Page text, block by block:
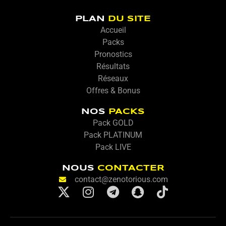
PLAN DU SITE
Accueil
Packs
Pronostics
Résultats
Réseaux
Offres & Bonus
NOS PACKS
Pack GOLD
Pack PLATINUM
Pack LIVE
NOUS CONTACTER
contact@zenotorious.com
X
t
I
s
T
l
S
a
T
k